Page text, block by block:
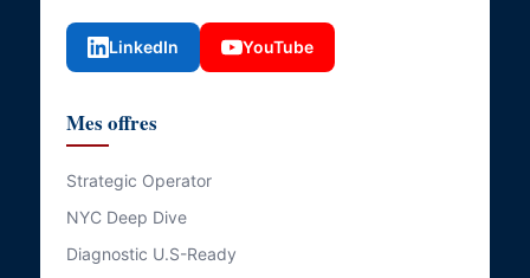
LinkedIn YouTube
Mes offres
Strategic Operator
NYC Deep Dive
Diagnostic U.S-Ready